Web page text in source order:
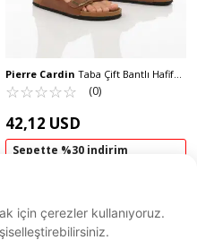
Pierre Cardin Taba Çift Bantlı Hafif
Günlük Erkek Terlik PC-7543 M
☆☆☆☆☆
★★★★★ (0)
42,12 USD
Sepette %30 indirim
için çerezler kullanıyoruz.